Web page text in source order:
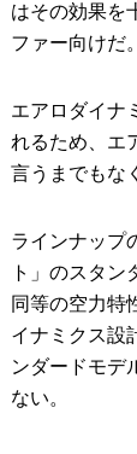
はその効果を
ファー向けだ。
エアロダイナ
れるため、エ
言うまでもな
ラインナップ
ト」のスタン
同等の空力特
イナミクス設
ンダードモデ
ない。